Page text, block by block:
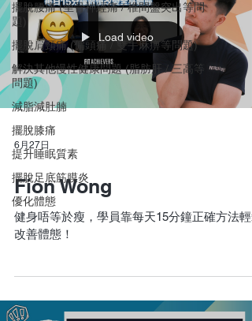
擺脫腰痛 (坐骨神經痛 / 椎間盤突出等問
題)
擺脫肩頸痛 (偏頭痛 / 雙手麻痹等問題)
解決其他慢性健康問題 (脂肪肝 / 三高等
問題)
減脂減肚腩
擺脫膝痛
提升睡眠質素
擺脫足底筋膜炎
優化體態
Load video
6月27日
Fion Wong
健身唔等於瘦，學員靠每天15分鐘正確方法輕
改善體態！